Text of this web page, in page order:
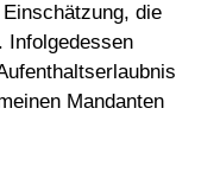
die
Infolgedessen
Mandanten